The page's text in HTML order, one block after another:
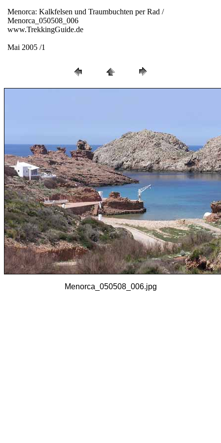
Menorca: Kalkfelsen und Traumbuchten per Rad /
Menorca_050508_006
www.TrekkingGuide.de
Mai 2005 /1
Menorca_050508_006.jpg